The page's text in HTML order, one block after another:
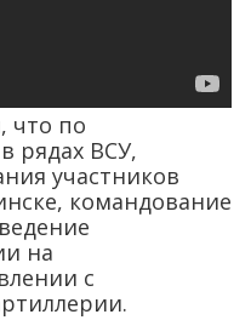
что по
рядах ВСУ,
участников
командование
на
с